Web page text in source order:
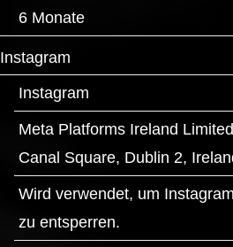
6 Monate
Instagram
Instagram
Meta Platforms Ireland
Canal Square, Dublin 2,
Wird verwendet, um
zu entsperren.